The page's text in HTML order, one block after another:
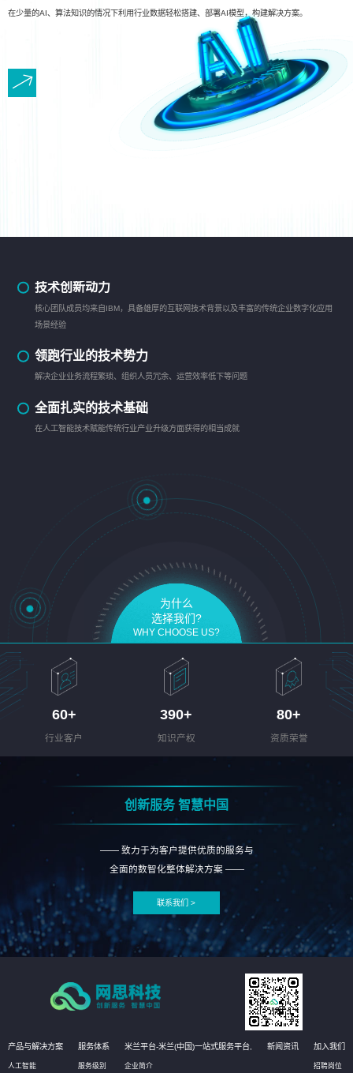
在少量的AI、算法知识的情况下利用行业数据轻松搭建、部署AI模型，构建解决方案。
技术创新动力
核心团队成员均来自IBM，具备雄厚的互联网技术背景以及丰富的传统企业数字化应用
场景经验
领跑行业的技术势力
解决企业业务流程繁琐、组织人员冗余、运营效率低下等问题
全面扎实的技术基础
在人工智能技术赋能传统行业产业升级方面获得的相当成就
为什么
选择我们?
WHY CHOOSE US?
60+
行业客户
390+
知识产权
80+
资质荣誉
创新服务 智慧中国
—— 致力于为客户提供优质的服务与
全面的数智化整体解决方案 ——
联系我们 >
产品与解决方案
人工智能
服务体系
服务级别
米兰平台-米兰(中国)一站式服务平台,
企业简介
新闻资讯 加入我们
招聘岗位